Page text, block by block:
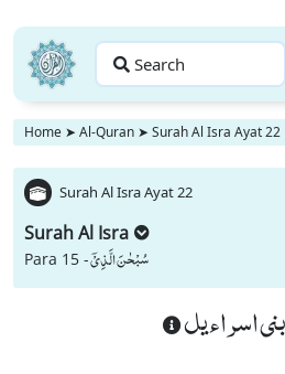
Search
Home ➤ Al-Quran ➤ Surah Al Isra Ayat 22
Surah Al Isra Ayat 22
Surah Al Isra
Para 15 -سُبْحٰنَ الَّذِیْۤ
اسراءيل